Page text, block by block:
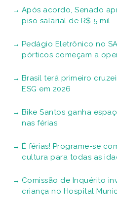
Após acordo, Senado
piso salarial de R$ 5 mil
Pedágio Eletrônico no
pórticos começam a
Brasil terá primeiro
ESG em 2026
Bike Santos ganha
nas férias
É férias! Programe-se
cultura para todas as
Comissão de Inquérito
criança no Hospital